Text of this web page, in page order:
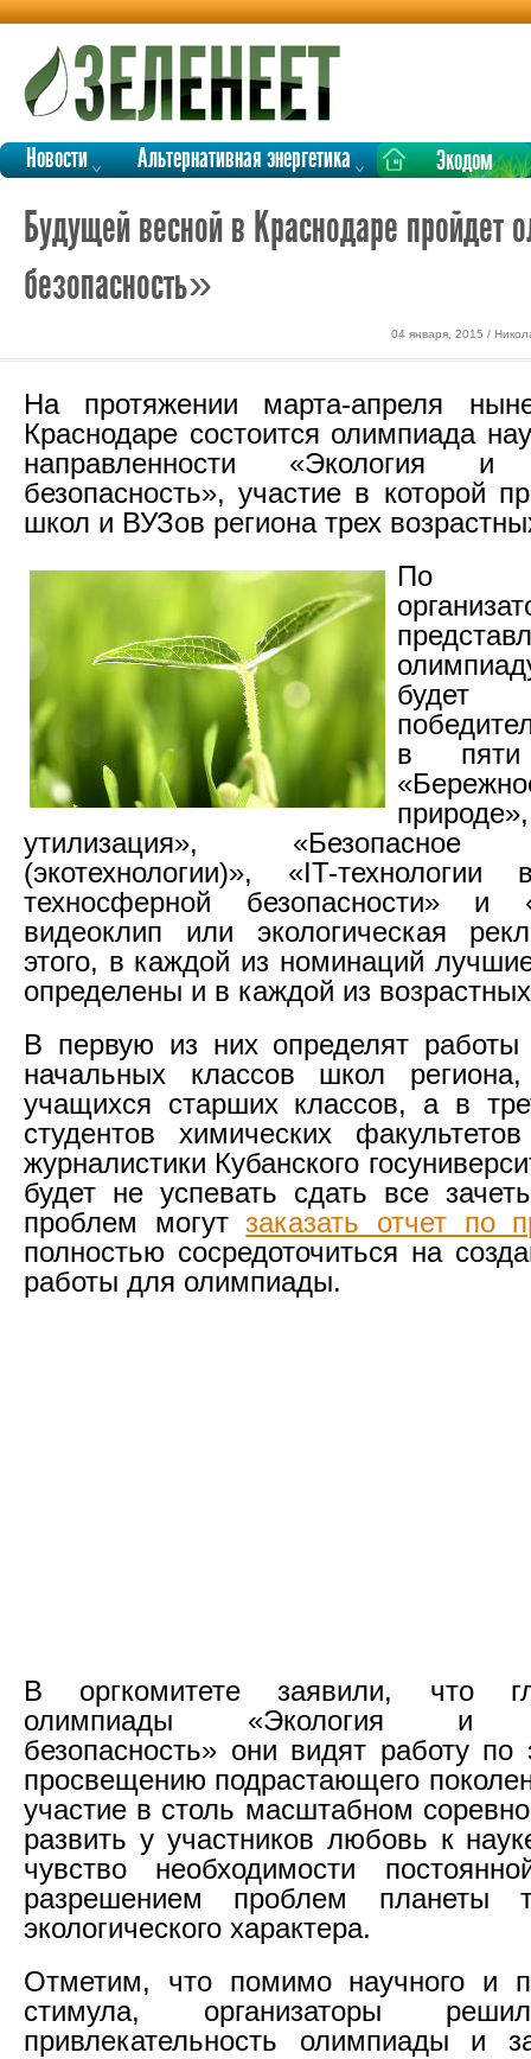
Новости Альтернативная энергетика Экодом
Будущей весной в Краснодаре пройдет
безопасность»
04 января, 2015 /
На протяжении марта-апреля
Краснодаре состоится олимпиада
направленности «Экология и
безопасность», участие в которой
школ и ВУЗов региона трех
По
будет
в пяти
утилизация», «Безопасное
(экотехнологии)», «IT-
техносферной безопасности» и
видеоклип или экологическая
этого, в каждой из номинаций
определены и в каждой из
В первую из них определят работы
начальных классов школ
учащихся старших классов, а в
студентов химических
журналистики Кубанского
будет не успевать сдать все
проблем могутзаказать отчет по
полностью сосредоточиться на
работы для олимпиады.
В оргкомитете заявили, что
олимпиады «Экология и
безопасность» они видят работу по
просвещению подрастающего
участие в столь масштабном
развить у участников любовь к
чувство необходимости
разрешением проблем планеты
экологического характера.
Отметим, что помимо научного и
стимула, организаторы
привлекательность олимпиады и